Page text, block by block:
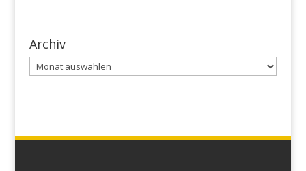
Archiv
Archiv